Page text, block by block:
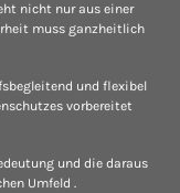
nicht nur aus einer
muss ganzheitlich
und flexibel
vorbereitet
und die daraus
Umfeld .